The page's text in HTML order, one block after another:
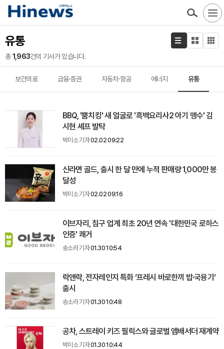
유통
총1,963건의 기사가 있습니다.
보건의료 금융·증권 자동차·항공 에너지 유통
BBQ, '뿜치킹' 새 얼굴로 '흑백요리사2 아기 맹수' 김
시현 셰프 발탁
박미소 기자02.02 09:22
신라면 골드, 출시 한 달 만에 누적 판매량 1,000만 봉
달성
박미소 기자02.02 09:16
이브자리, 침구 업계 최초 20년 연속 '대한민국 로하스
인증' 쾌거
송소라 기자01.30 10:54
락앤락, 전자레인지 특화 ‘프레시 바로한끼 밥·국용기’
출시
송소라 기자01.30 10:48
공차, 스트레이 키즈 필릭스와 글로벌 앰배서더 재계약
박미소 기자01.30 10:44